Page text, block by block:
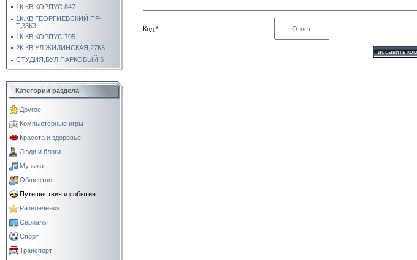
1К.КВ.КОРПУС 847
1К.КВ.ГЕОРГИЕВСКИЙ ПР-
Т,33К3
1К.КВ.КОРПУС 705
2К.КВ.УЛ.ЖИЛИНСКАЯ,27К3
СТУДИЯ,БУЛ.ПАРКОВЫЙ 5
Категории раздела
Другое
Компьютерные игры
Красота и здоровье
Люди и блоги
Музыка
Общество
Путешествия и события
Развлечения
Сериалы
Спорт
Транспорт
Код *: